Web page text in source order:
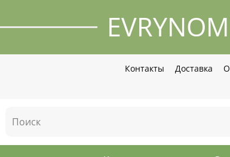
Контакты Доставка